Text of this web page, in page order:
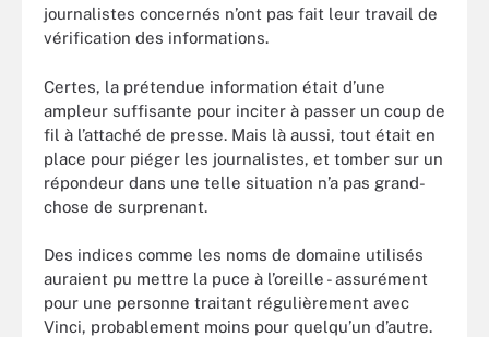
journalistes concernés n’ont pas fait leur travail de
vérification des informations.
Certes, la prétendue information était d’une
ampleur suffisante pour inciter à passer un coup de
fil à l’attaché de presse. Mais là aussi, tout était en
place pour piéger les journalistes, et tomber sur un
répondeur dans une telle situation n’a pas grand-
chose de surprenant.
Des indices comme les noms de domaine utilisés
auraient pu mettre la puce à l’oreille - assurément
pour une personne traitant régulièrement avec
Vinci, probablement moins pour quelqu’un d’autre.